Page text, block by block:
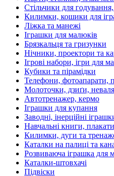
Стільчики для
Килимки, кошики для
Ліжка та манежі
Іграшки для малюків
Брязкальця та гризунки
Нічники, проектори та
Ігрові набори, ігри для
Кубики та пірамідки
Телефони, фотоапарати,
Молоточки, дзиґи,
Автотренажер, кермо
Іграшки для купання
Заводні, інерційні
Навчальні книги,
Килимки, дуги та
Каталки на палиці та
Розвиваюча іграшка для
Каталки-штовхачі
Підвіски